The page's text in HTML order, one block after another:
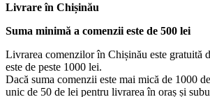
Livrareîn Chișinău
Suma minimă a comenzii este de 500 lei
Livrarea comenzilor în Chișinău este gratuită
este de peste 1000 lei.
Dacă suma comenzii este mai mică de 1000
unic de 50 de lei pentru livrarea în oraș și